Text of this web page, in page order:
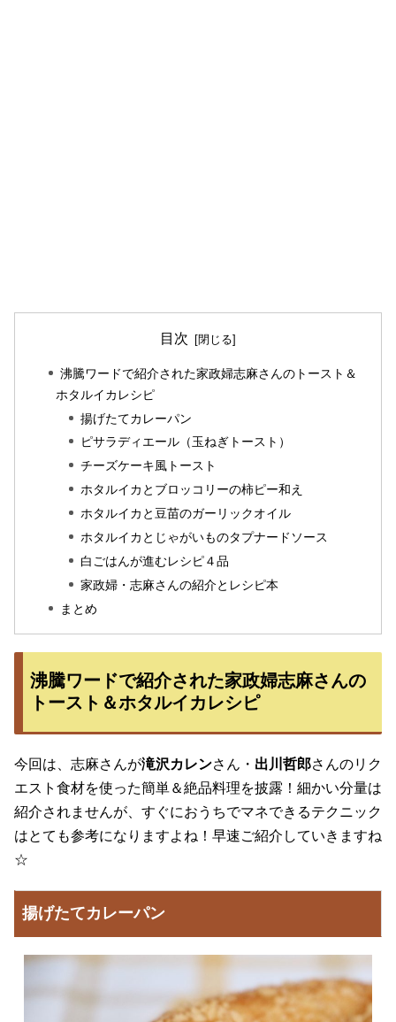
目次
沸騰ワードで紹介された家政婦志麻さんのトースト＆
ホタルイカレシピ
揚げたてカレーパン
ピサラディエール（玉ねぎトースト）
チーズケーキ風トースト
ホタルイカとブロッコリーの柿ピー和え
ホタルイカと豆苗のガーリックオイル
ホタルイカとじゃがいものタプナードソース
白ごはんが進むレシピ４品
家政婦・志麻さんの紹介とレシピ本
まとめ
沸騰ワードで紹介された家政婦志麻さんの
トースト＆ホタルイカレシピ
今回は、志麻さんが滝沢カレンさん・ 出川哲郎さんのリク
エスト食材を使った簡単＆絶品料理を披露！細かい分量は
紹介されませんが、すぐにおうちでマネできるテクニック
はとても参考になりますよね！早速ご紹介していきますね
☆
揚げたてカレーパン